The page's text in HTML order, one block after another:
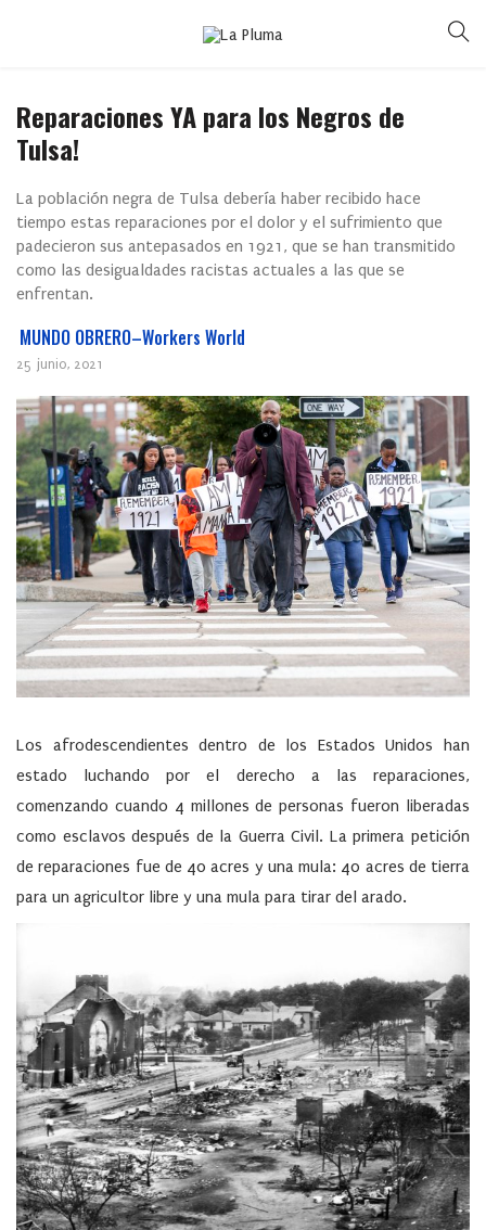
Reparaciones YA para los Negros de
Tulsa!
La población negra de Tulsa debería haber recibido hace
tiempo estas reparaciones por el dolor y el sufrimiento que
padecieron sus antepasados en 1921, que se han transmitido
como las desigualdades racistas actuales a las que se
enfrentan.
MUNDO OBRERO–Workers World
25 junio, 2021
Los afrodescendientes dentro de los Estados Unidos han
estado luchando por el derecho a las reparaciones,
comenzando cuando 4 millones de personas fueron liberadas
como esclavos después de la Guerra Civil. La primera petición
de reparaciones fue de 40 acres y una mula: 40 acres de tierra
para un agricultor libre y una mula para tirar del arado.